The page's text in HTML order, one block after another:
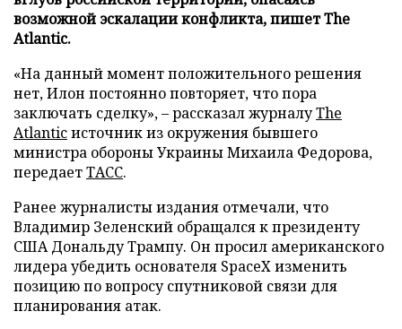
возможной эскалации конфликта, пишет The
Atlantic.
«На данный момент положительного решения
нет, Илон постоянно повторяет, что пора
заключать сделку», – рассказал журналуThe
Atlanticисточник из окружения бывшего
министра обороны Украины Михаила Федорова,
передаетТАСС.
Ранее журналисты издания отмечали, что
Владимир Зеленский обращался к президенту
США Дональду Трампу. Он просил американского
лидера убедить основателя SpaceX изменить
позицию по вопросу спутниковой связи для
планирования атак.